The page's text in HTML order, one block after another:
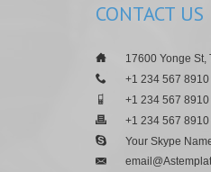
CONTACT US
17600 Yonge St,
+1 234 567 8910
+1 234 567 8910
+1 234 567 8910
Your Skype